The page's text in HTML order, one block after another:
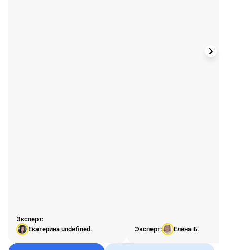
Эксперт:
Екатерина undefined.
Эксперт: Елена Б.